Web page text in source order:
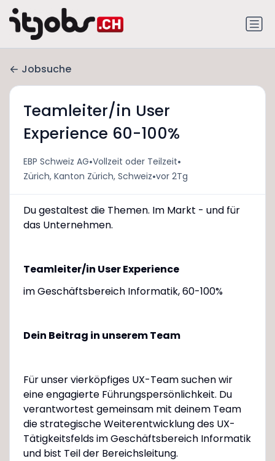
Jobsuche
Teamleiter/in User
Experience 60-100%
EBP Schweiz AG•Vollzeit oder Teilzeit•
Zürich, Kanton Zürich, Schweiz•vor 2Tg
Du gestaltest die Themen. Im Markt - und für
das Unternehmen.
Teamleiter/in User Experience
im Geschäftsbereich Informatik, 60-100%
Dein Beitrag in unserem Team
Für unser vierköpfiges UX-Team suchen wir
eine engagierte Führungspersönlichkeit. Du
verantwortest gemeinsam mit deinem Team
die strategische Weiterentwicklung des UX-
Tätigkeitsfelds im Geschäftsbereich Informatik
und bist Teil der Bereichsleitung.